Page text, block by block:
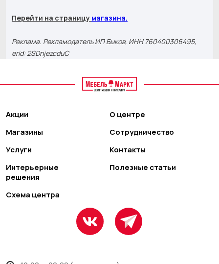
Перейти на страницу магазина.
Реклама. Рекламодатель ИП Быков, ИНН 760400306495,
erid: 2SDnjezcduC
Акции
Магазины
Услуги
Интерьерные
решения
Схема центра
О центре
Сотрудничество
Контакты
Полезные статьи